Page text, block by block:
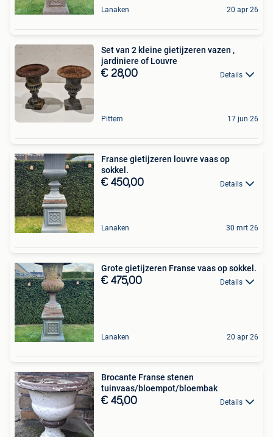
Lanaken 20 apr 26
Set van 2 kleine gietijzeren vazen ,
jardiniere of Louvre
€ 28,00 Details
Pittem 17 jun 26
Franse gietijzeren louvre vaas op
sokkel.
€ 450,00 Details
Lanaken 30 mrt 26
Grote gietijzeren Franse vaas op sokkel.
€ 475,00 Details
Lanaken 20 apr 26
Brocante Franse stenen
tuinvaas/bloempot/bloembak
€ 45,00 Details